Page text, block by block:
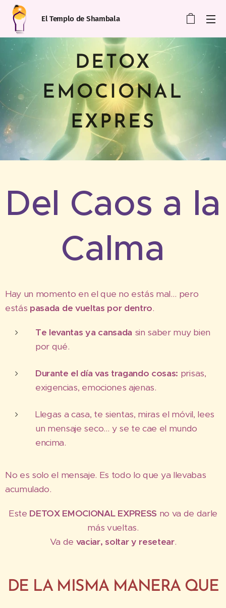
El Templo de Shambala
DETOX
EMOCIONAL
EXPRES
Del Caos a la
Calma
Hay un momento en el que no estás mal… pero
estás pasada de vueltas por dentro.
Te levantas ya cansada sin saber muy bien
por qué.
Durante el día vas tragando cosas: prisas,
exigencias, emociones ajenas.
Llegas a casa, te sientas, miras el móvil, lees
un mensaje seco… y se te cae el mundo
encima.
No es solo el mensaje. Es todo lo que ya llevabas
acumulado.
Este DETOX EMOCIONAL EXPRESS no va de darle
más vueltas.
Va de vaciar, soltar y resetear.
DE LA MISMA MANERA QUE